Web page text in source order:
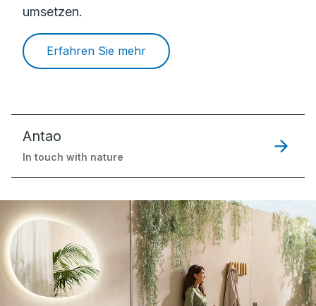
umsetzen.
Erfahren Sie mehr
Antao
In touch with nature